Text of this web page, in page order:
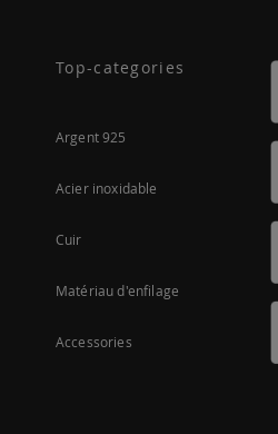
Top-categories
Argent 925
Acier inoxidable
Cuir
Matériau d'enfilage
Accessories